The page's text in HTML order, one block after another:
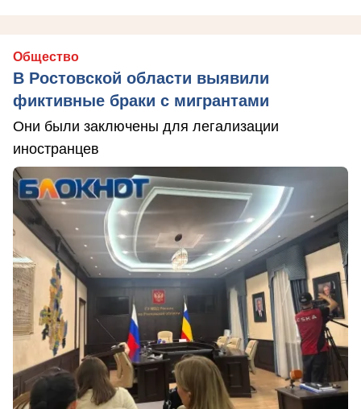
Общество
В Ростовской области выявили
фиктивные браки с мигрантами
Они были заключены для легализации
иностранцев